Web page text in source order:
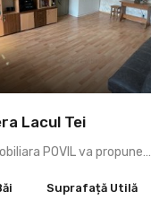
Lacul Tei
POVIL va propune…
Suprafață Utilă